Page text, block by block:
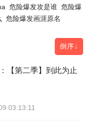
危险爆发攻是谁 危险爆
危险爆发画涯原名
倒序↓
【第二季】到此为止
03:13:11